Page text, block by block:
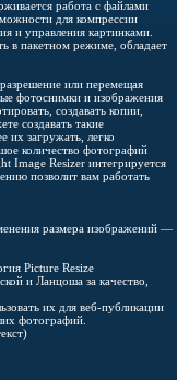
работа с файлами
для компрессии
и управления картинками.
в пакетном режиме, обладает
или перемещая
фотоснимки и изображения
создавать копии,
создавать такие
их загружать, легко
количество фотографий
Image Resizer интегрируется
позволит вам работать
размера изображений —
Picture Resize
и Ланцоша за качество,
их для веб-публикации
фотографий.